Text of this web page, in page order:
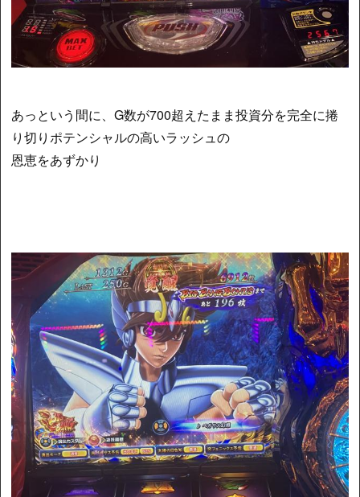
あっという間に、G数が700超えたまま投資分を完全に捲
り切りポテンシャルの高いラッシュの
恩恵をあずかり